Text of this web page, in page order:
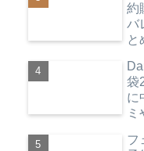
約
バ
と
袋
に
フ